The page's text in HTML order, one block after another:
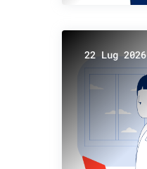
22 Lug 2026